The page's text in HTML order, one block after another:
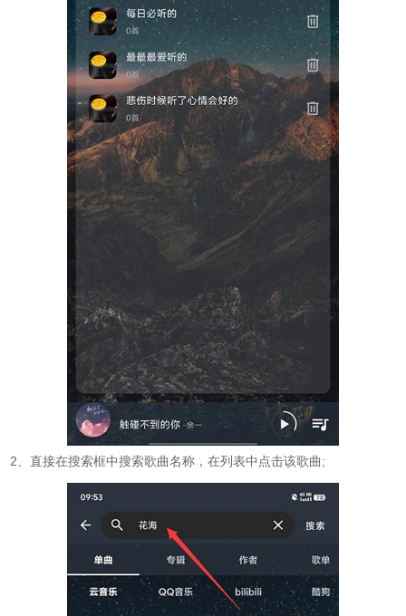
2、直接在搜索框中搜索歌曲名称，在列表中点击该歌曲;